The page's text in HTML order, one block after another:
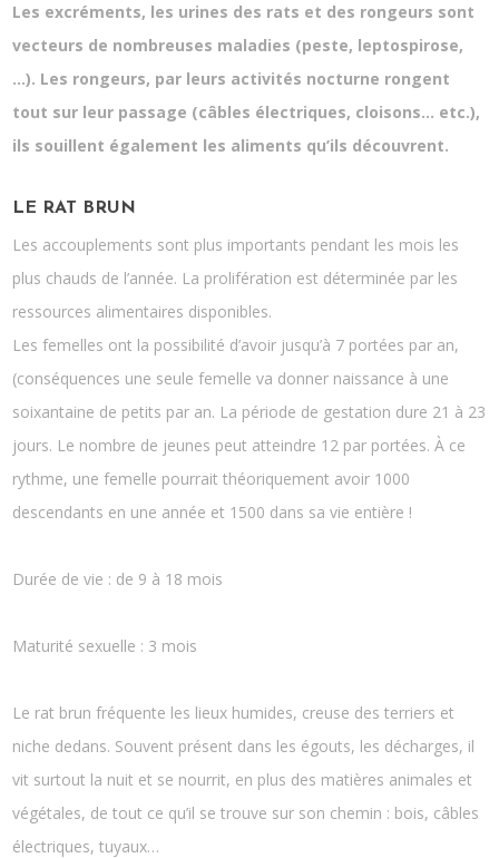
Les excréments, les urines des rats et des rongeurs sont
vecteurs de nombreuses maladies (peste, leptospirose,
…). Les rongeurs, par leurs activités nocturne rongent
tout sur leur passage (câbles électriques, cloisons… etc.),
ils souillent également les aliments qu’ils découvrent.
LE RAT BRUN
Les accouplements sont plus importants pendant les mois les
plus chauds de l’année. La prolifération est déterminée par les
ressources alimentaires disponibles.
Les femelles ont la possibilité d’avoir jusqu’à 7 portées par an,
(conséquences une seule femelle va donner naissance à une
soixantaine de petits par an. La période de gestation dure 21 à 23
jours. Le nombre de jeunes peut atteindre 12 par portées. À ce
rythme, une femelle pourrait théoriquement avoir 1000
descendants en une année et 1500 dans sa vie entière !
Durée de vie : de 9 à 18 mois
Maturité sexuelle : 3 mois
Le rat brun fréquente les lieux humides, creuse des terriers et
niche dedans. Souvent présent dans les égouts, les décharges, il
vit surtout la nuit et se nourrit, en plus des matières animales et
végétales, de tout ce qu’il se trouve sur son chemin : bois, câbles
électriques, tuyaux…